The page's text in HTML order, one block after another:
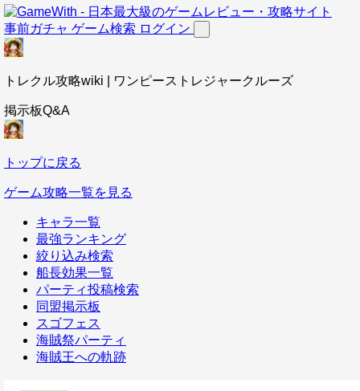
事前ガチャ ゲーム検索 ログイン
トレクル攻略wiki | ワンピーストレジャークルーズ
掲示板Q&A
トップに戻る
ゲーム攻略一覧を見る
キャラ一覧
最強ランキング
絞り込み検索
船長効果一覧
パーティ投稿検索
同盟掲示板
スゴフェス
海賊祭パーティ
海賊王への軌跡